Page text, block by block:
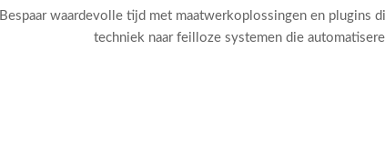
Bespaar waardevolle tijd met maatwerkoplossingen en plugins
techniek naar feilloze systemen die